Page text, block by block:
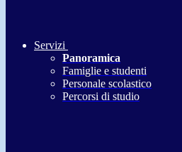
Servizi
Panoramica
Famiglie e studenti
Personale scolastico
Percorsi di studio